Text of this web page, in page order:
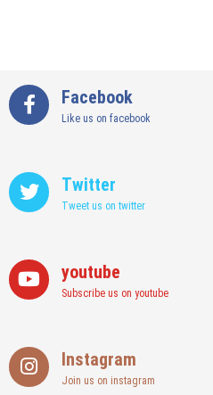
Facebook
Like us on facebook
Twitter
Tweet us on twitter
youtube
Subscribe us on youtube
Instagram
Join us on instagram